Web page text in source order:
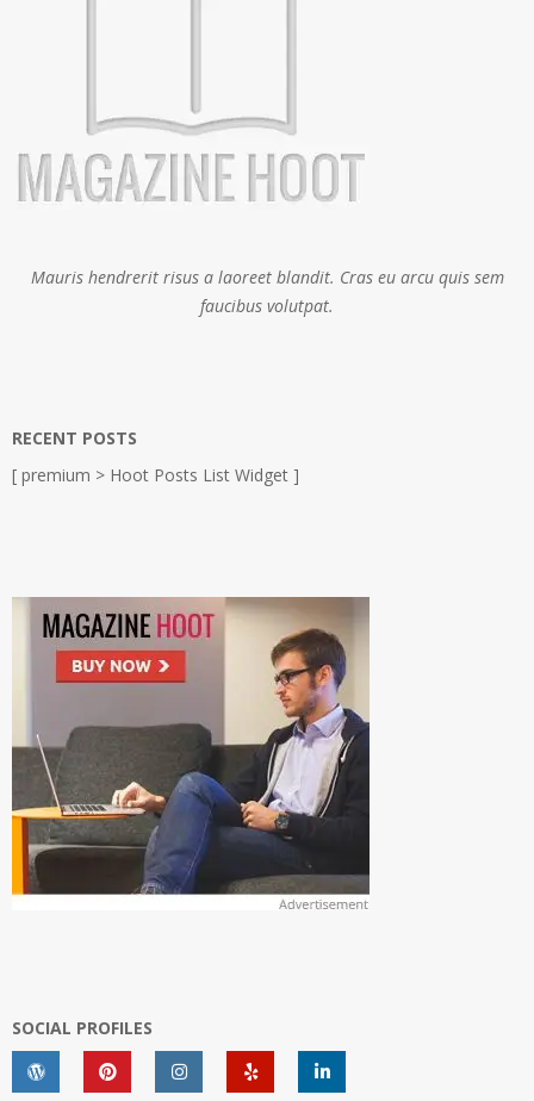
Mauris hendrerit risus a laoreet blandit. Cras eu arcu quis sem
faucibus volutpat.
RECENT POSTS
[ premium > Hoot Posts List Widget ]
SOCIAL PROFILES